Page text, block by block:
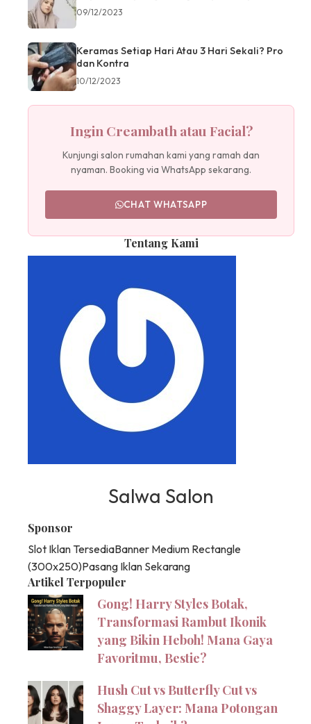
09/12/2023
Keramas Setiap Hari Atau 3 Hari Sekali? Pro
dan Kontra
10/12/2023
Ingin Creambath atau Facial?
Kunjungi salon rumahan kami yang ramah dan
nyaman. Booking via WhatsApp sekarang.
CHAT WHATSAPP
Tentang Kami
Salwa Salon
Sponsor
Slot Iklan TersediaBanner Medium Rectangle
(300x250)Pasang Iklan Sekarang
Artikel Terpopuler
Gong! Harry Styles Botak,
Transformasi Rambut Ikonik
yang Bikin Heboh! Mana Gaya
Favoritmu, Bestie?
Hush Cut vs Butterfly Cut vs
Shaggy Layer: Mana Potongan